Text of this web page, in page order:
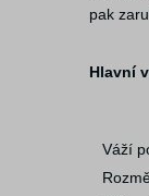
pak
Hlavní
Váží